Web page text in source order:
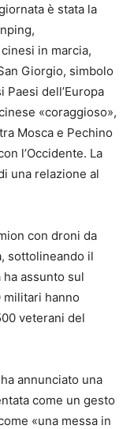
è stata la
in marcia,
Giorgio, simbolo
dell’Europa
«coraggioso»,
Mosca e Pechino
l’Occidente. La
una relazione al
con droni da
sottolineando il
assunto sul
militari hanno
veterani del
annunciato una
come un gesto
«una messa in